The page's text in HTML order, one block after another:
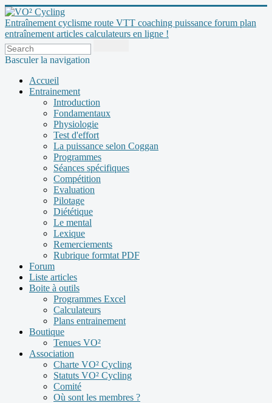
Entraînement cyclisme route VTT coaching puissance forum plan
entraînement articles calculateurs en ligne !
Basculer la navigation
Accueil
Entrainement
Introduction
Fondamentaux
Physiologie
Test d'effort
La puissance selon Coggan
Programmes
Séances spécifiques
Compétition
Evaluation
Pilotage
Diététique
Le mental
Lexique
Remerciements
Rubrique formtat PDF
Forum
Liste articles
Boite à outils
Programmes Excel
Calculateurs
Plans entrainement
Boutique
Tenues VO²
Association
Charte VO² Cycling
Statuts VO² Cycling
Comité
Où sont les membres ?